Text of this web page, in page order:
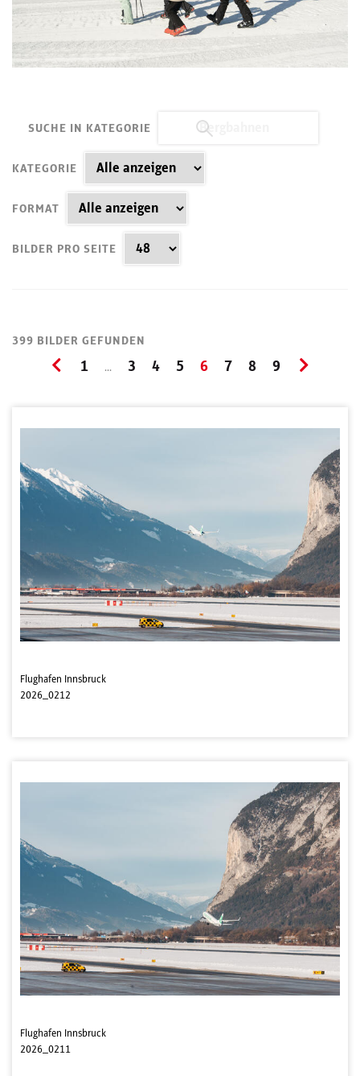
SUCHE IN KATEGORIE
KATEGORIE
FORMAT
BILDER PRO SEITE
399 BILDER GEFUNDEN
1 ... 3 4 5 6 7 8 9
Flughafen Innsbruck
2026_0212
Flughafen Innsbruck
2026_0211